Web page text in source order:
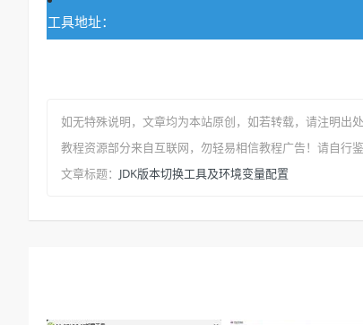
工具地址：
如无特殊说明，文章均为本站原创 ，如若转载，请注明出处
教程资源部分来自互联网，勿轻易相信教程广告！请自行鉴
文章标题： JDK版本切换工具及环境变量配置